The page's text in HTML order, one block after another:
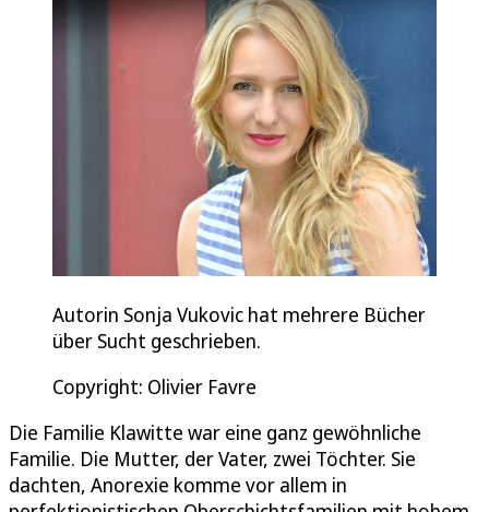
Autorin Sonja Vukovic hat mehrere Bücher
über Sucht geschrieben.
Copyright: Olivier Favre
Die Familie Klawitte war eine ganz gewöhnliche
Familie. Die Mutter, der Vater, zwei Töchter. Sie
dachten, Anorexie komme vor allem in